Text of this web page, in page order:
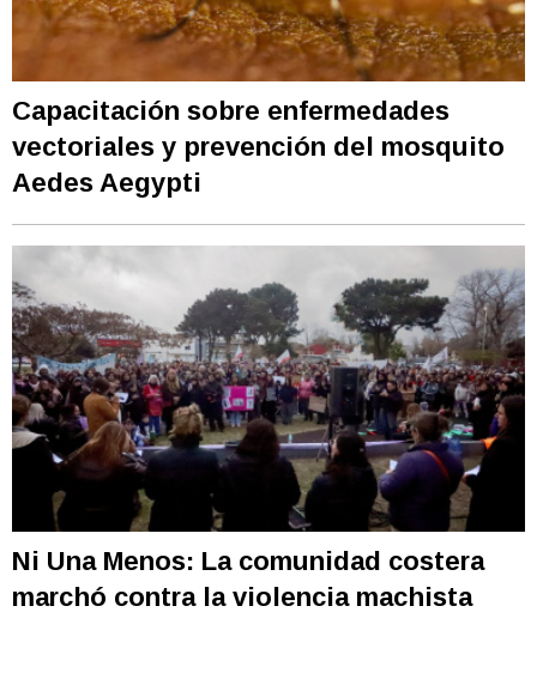
Capacitación sobre enfermedades
vectoriales y prevención del mosquito
Aedes Aegypti
Ni Una Menos: La comunidad costera
marchó contra la violencia machista